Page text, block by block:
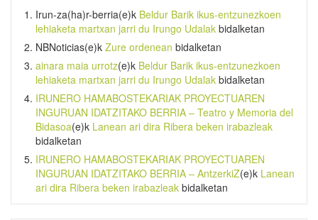
Irun-za(ha)r-berria(e)k Beldur Barik ikus-entzunezkoen
lehiaketa martxan jarri du Irungo Udalak bidalketan
NBNoticias(e)k Zure ordenean bidalketan
ainara maia urrotz(e)k Beldur Barik ikus-entzunezkoen
lehiaketa martxan jarri du Irungo Udalak bidalketan
IRUNERO HAMABOSTEKARIAK PROYECTUAREN
INGURUAN IDATZITAKO BERRIA – Teatro y Memoria del
Bidasoa(e)k Lanean ari dira Ribera beken irabazleak
bidalketan
IRUNERO HAMABOSTEKARIAK PROYECTUAREN
INGURUAN IDATZITAKO BERRIA – AntzerkiZ(e)k Lanean
ari dira Ribera beken irabazleak bidalketan